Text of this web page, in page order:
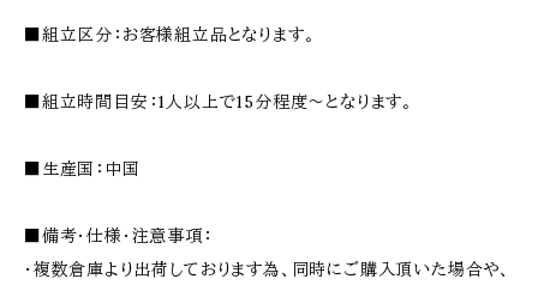
■組立区分：お客様組立品となります。
■組立時間目安：1人以上で15分程度〜となります。
■生産国：中国
■備考・仕様・注意事項：
・複数倉庫より出荷しております為、同時にご購入頂いた場合や、